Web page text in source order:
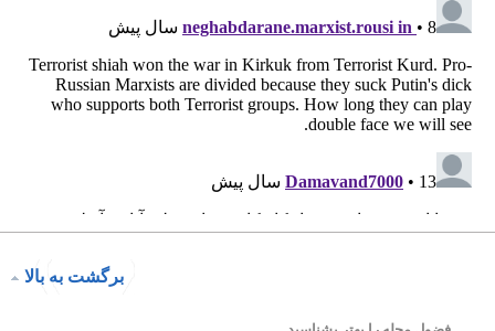
برگشت به بالا